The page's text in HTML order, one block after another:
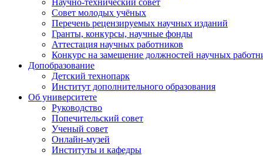
Научно-технический совет
Совет молодых учёных
Перечень рецензируемых научных изданий
Гранты, конкурсы, научные фонды
Аттестация научных работников
Конкурс на замещение должностей научных
Допобразование
Детский технопарк
Институт дополнительного образования
Об университете
Руководство
Попечительский совет
Ученый совет
Онлайн-музей
Институты и кафедры